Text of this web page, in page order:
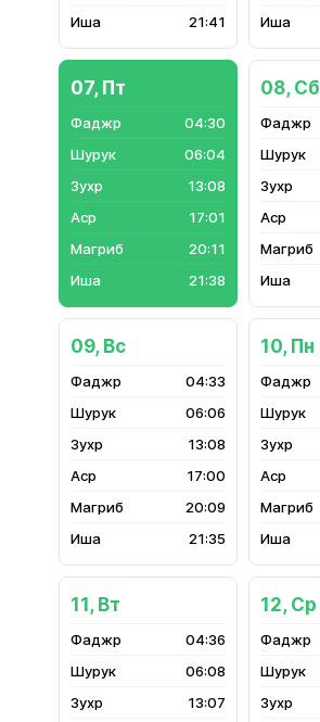
21:41
07, Пт
04:30
06:04
13:08
17:01
20:11
21:38
08, Сб
09, Вс
04:33
06:06
13:08
17:00
20:09
21:35
10, Пн
11, Вт
04:36
06:08
13:07
12, Ср